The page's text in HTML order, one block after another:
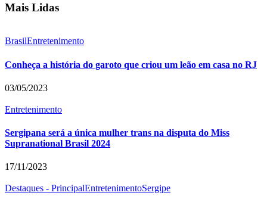
Mais Lidas
BrasilEntretenimento
Conheça a história do garoto que criou um leão em casa no RJ
03/05/2023
Entretenimento
Sergipana será a única mulher trans na disputa do Miss
Supranational Brasil 2024
17/11/2023
Destaques - PrincipalEntretenimentoSergipe